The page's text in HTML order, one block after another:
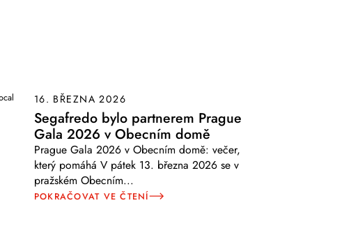
16. BŘEZNA 2026
Segafredo bylo partnerem Prague
Gala 2026 v Obecním domě
Prague Gala 2026 v Obecním domě: večer,
který pomáhá V pátek 13. března 2026 se v
pražském Obecním...
POKRAČOVAT VE ČTENÍ